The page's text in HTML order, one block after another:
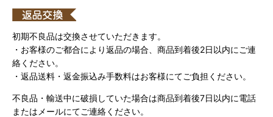
初期不良品は交換させていただきます。
・お客様のご都合により返品の場合、商品到着後2日以内にご連
絡ください。
・返品送料・返金振込み手数料はお客様にてご負担ください。
不良品・輸送中に破損していた場合は商品到着後7日以内に電話
またはメールにてご連絡ください。